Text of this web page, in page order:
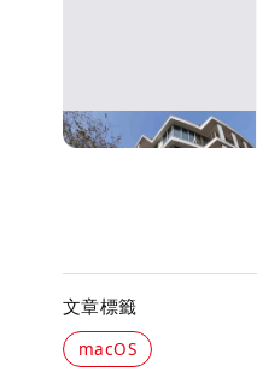
文章標籤
macOS